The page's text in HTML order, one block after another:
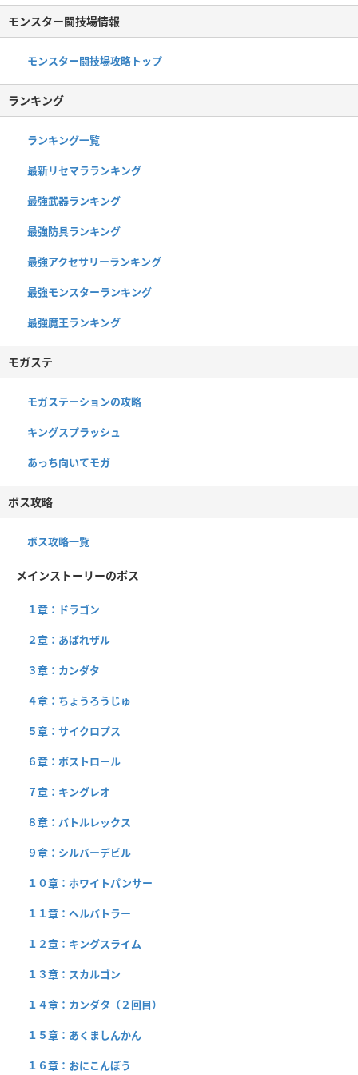
モンスター闘技場情報
モンスター闘技場攻略トップ
ランキング
ランキング一覧
最新リセマラランキング
最強武器ランキング
最強防具ランキング
最強アクセサリーランキング
最強モンスターランキング
最強魔王ランキング
モガステ
モガステーションの攻略
キングスプラッシュ
あっち向いてモガ
ボス攻略
ボス攻略一覧
メインストーリーのボス
１章：ドラゴン
２章：あばれザル
３章：カンダタ
４章：ちょうろうじゅ
５章：サイクロプス
６章：ボストロール
７章：キングレオ
８章：バトルレックス
９章：シルバーデビル
１０章：ホワイトパンサー
１１章：ヘルバトラー
１２章：キングスライム
１３章：スカルゴン
１４章：カンダタ（２回目）
１５章：あくましんかん
１６章：おにこんぼう